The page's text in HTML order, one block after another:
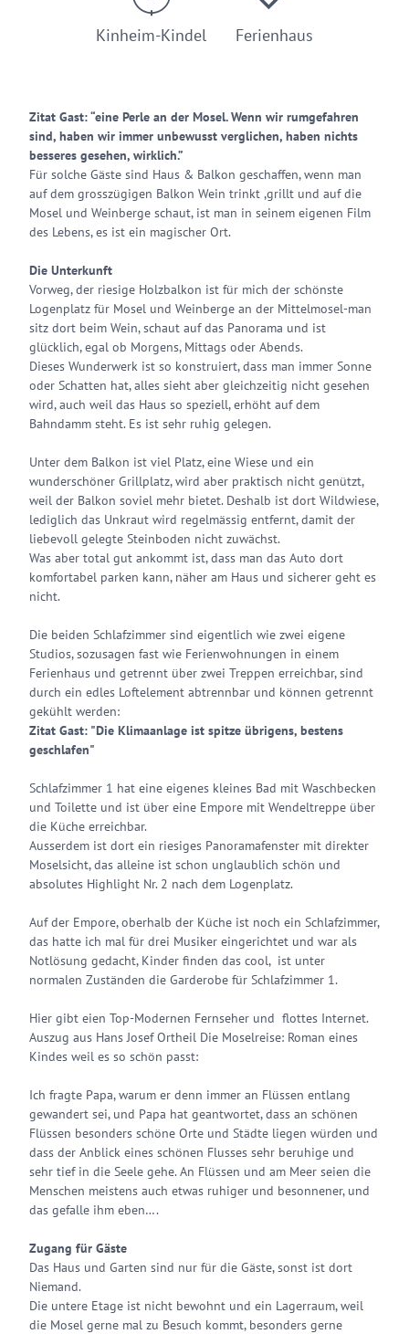
Kinheim-Kindel Ferienhaus
Zitat Gast: “eine Perle an der Mosel. Wenn wir rumgefahren
sind, haben wir immer unbewusst verglichen, haben nichts
besseres gesehen, wirklich.”
Für solche Gäste sind Haus & Balkon geschaffen, wenn man
auf dem grosszügigen Balkon Wein trinkt ,grillt und auf die
Mosel und Weinberge schaut, ist man in seinem eigenen Film
des Lebens, es ist ein magischer Ort.
Die Unterkunft
Vorweg, der riesige Holzbalkon ist für mich der schönste
Logenplatz für Mosel und Weinberge an der Mittelmosel-man
sitz dort beim Wein, schaut auf das Panorama und ist
glücklich, egal ob Morgens, Mittags oder Abends.
Dieses Wunderwerk ist so konstruiert, dass man immer Sonne
oder Schatten hat, alles sieht aber gleichzeitig nicht gesehen
wird, auch weil das Haus so speziell, erhöht auf dem
Bahndamm steht. Es ist sehr ruhig gelegen.
Unter dem Balkon ist viel Platz, eine Wiese und ein
wunderschöner Grillplatz, wird aber praktisch nicht genützt,
weil der Balkon soviel mehr bietet. Deshalb ist dort Wildwiese,
lediglich das Unkraut wird regelmässig entfernt, damit der
liebevoll gelegte Steinboden nicht zuwächst.
Was aber total gut ankommt ist, dass man das Auto dort
komfortabel parken kann, näher am Haus und sicherer geht es
nicht.
Die beiden Schlafzimmer sind eigentlich wie zwei eigene
Studios, sozusagen fast wie Ferienwohnungen in einem
Ferienhaus und getrennt über zwei Treppen erreichbar, sind
durch ein edles Loftelement abtrennbar und können getrennt
gekühlt werden:
Zitat Gast: "Die Klimaanlage ist spitze übrigens, bestens
geschlafen"
Schlafzimmer 1 hat eine eigenes kleines Bad mit Waschbecken
und Toilette und ist über eine Empore mit Wendeltreppe über
die Küche erreichbar.
Ausserdem ist dort ein riesiges Panoramafenster mit direkter
Moselsicht, das alleine ist schon unglaublich schön und
absolutes Highlight Nr. 2 nach dem Logenplatz.
Auf der Empore, oberhalb der Küche ist noch ein Schlafzimmer,
das hatte ich mal für drei Musiker eingerichtet und war als
Notlösung gedacht, Kinder finden das cool, ist unter
normalen Zuständen die Garderobe für Schlafzimmer 1.
Hier gibt eien Top-Modernen Fernseher und flottes Internet.
Auszug aus Hans Josef Ortheil Die Moselreise: Roman eines
Kindes weil es so schön passt:
Ich fragte Papa, warum er denn immer an Flüssen entlang
gewandert sei, und Papa hat geantwortet, dass an schönen
Flüssen besonders schöne Orte und Städte liegen würden und
dass der Anblick eines schönen Flusses sehr beruhige und
sehr tief in die Seele gehe. An Flüssen und am Meer seien die
Menschen meistens auch etwas ruhiger und besonnener, und
das gefalle ihm eben….
Zugang für Gäste
Das Haus und Garten sind nur für die Gäste, sonst ist dort
Niemand.
Die untere Etage ist nicht bewohnt und ein Lagerraum, weil
die Mosel gerne mal zu Besuch kommt, besonders gerne